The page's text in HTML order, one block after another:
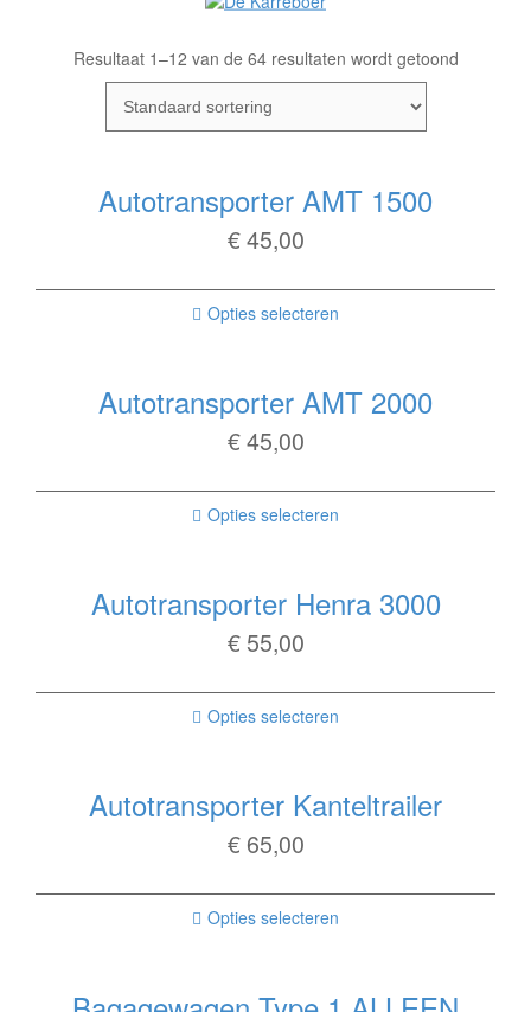
Resultaat 1–12 van de 64 resultaten wordt getoond
Autotransporter AMT 1500
€45,00
Opties selecteren
Autotransporter AMT 2000
€45,00
Opties selecteren
Autotransporter Henra 3000
€55,00
Opties selecteren
Autotransporter Kanteltrailer
€65,00
Opties selecteren